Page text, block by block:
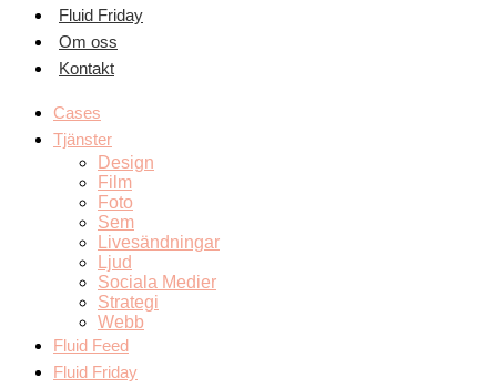
Fluid Friday
Om oss
Kontakt
Cases
Tjänster
Design
Film
Foto
Sem
Livesändningar
Ljud
Sociala Medier
Strategi
Webb
Fluid Feed
Fluid Friday